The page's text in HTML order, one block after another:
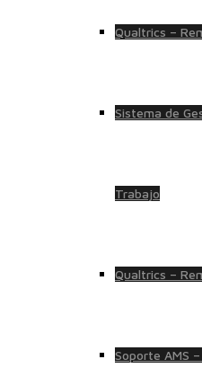
Qualtrics –
Sistema de
Trabajo
Qualtrics –
Soporte AMS